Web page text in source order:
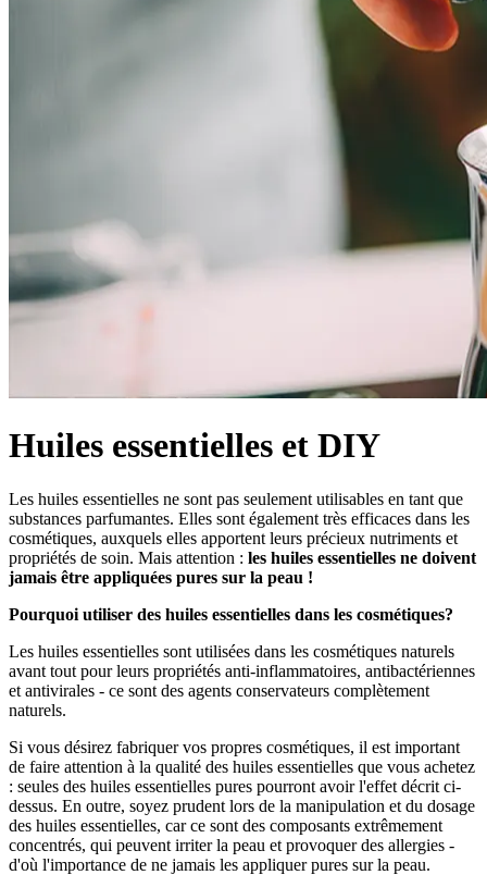
Huiles essentielles et DIY
Les huiles essentielles ne sont pas seulement utilisables en tant que
substances parfumantes. Elles sont également très efficaces dans les
cosmétiques, auxquels elles apportent leurs précieux nutriments et
propriétés de soin. Mais attention : les huiles essentielles ne doivent
jamais être appliquées pures sur la peau !
Pourquoi utiliser des huiles essentielles dans les cosmétiques?
Les huiles essentielles sont utilisées dans les cosmétiques naturels
avant tout pour leurs propriétés anti-inflammatoires, antibactériennes
et antivirales - ce sont des agents conservateurs complètement
naturels.
Si vous désirez fabriquer vos propres cosmétiques, il est important
de faire attention à la qualité des huiles essentielles que vous achetez
: seules des huiles essentielles pures pourront avoir l'effet décrit ci-
dessus. En outre, soyez prudent lors de la manipulation et du dosage
des huiles essentielles, car ce sont des composants extrêmement
concentrés, qui peuvent irriter la peau et provoquer des allergies -
d'où l'importance de ne jamais les appliquer pures sur la peau.